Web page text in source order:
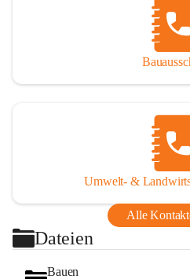
Umwelt- &
Alle
Dateien
Bauen